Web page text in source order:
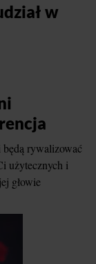
w
rywalizować
użytecznych i
głowie